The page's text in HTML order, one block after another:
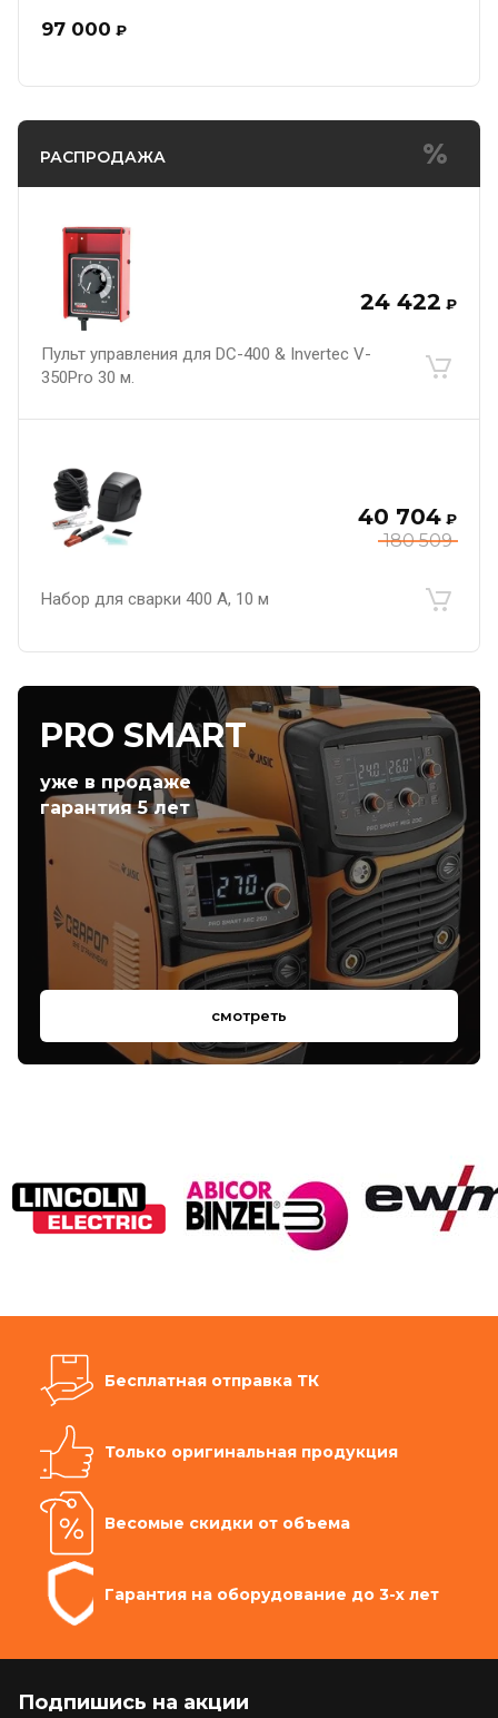
97 000 ₽
РАСПРОДАЖА
24 422 ₽
Пульт управления для DC-400 & Invertec V-
350Pro 30 м.
180 509
40 704 ₽
Набор для сварки 400 А, 10 м
PRO SMART
уже в продаже
гарантия 5 лет
смотреть
Бесплатная отправка ТК
Только оригинальная продукция
Весомые скидки от объема
Гарантия на оборудование до 3-х лет
Подпишись на акции